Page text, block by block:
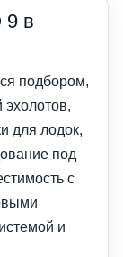
9 в
подбором,
эхолотов,
для лодок,
под
с
и